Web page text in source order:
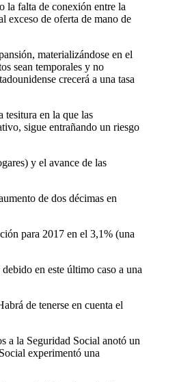
la falta de conexión entre la
exceso de oferta de mano de
materializándose en el
sean temporales y no
crecerá a una tasa
tesitura en la que las
sigue entrañando un riesgo
y el avance de las
de dos décimas en
para 2017 en el 3,1% (una
en este último caso a una
de tenerse en cuenta el
a la Seguridad Social anotó un
experimentó una